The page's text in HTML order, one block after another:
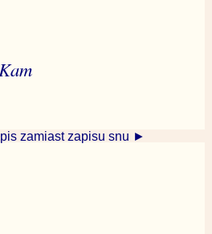
zamiast zapisu snu ►